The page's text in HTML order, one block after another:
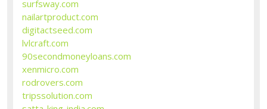
surfsway.com
nailartproduct.com
digitactseed.com
lvlcraft.com
90secondmoneyloans.com
xenmicro.com
rodrovers.com
tripssolution.com